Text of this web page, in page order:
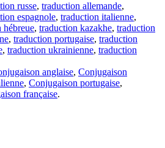
russe, traduction allemande,
espagnole, traduction italienne,
hébreue, traduction kazakhe, traduction
, traduction portugaise, traduction
, traduction ukrainienne, traduction
anglaise, Conjugaison
, Conjugaison portugaise,
française.